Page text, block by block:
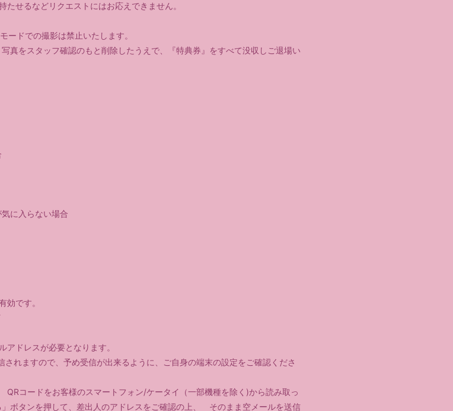
せるなどリクエストにはお応えできません。
ドでの撮影は禁止いたします。
真をスタッフ確認のもと削除したうえで、『特典券』をすべて没収しご退場い
に入らない場合
効です。
ドレスが必要となります。
れますので、予め受信が出来るように、ご自身の端末の設定をご確認くださ
コードをお客様のスマートフォン/ケータイ（一部機種を除く)から読み取っ
ボタンを押して、差出人のアドレスをご確認の上、 そのまま空メールを送信